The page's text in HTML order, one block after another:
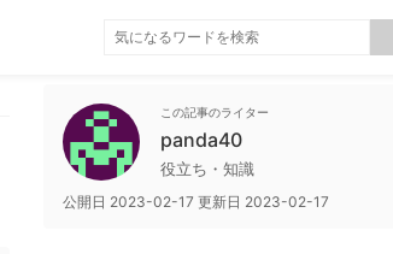
この記事のライター
panda40
役立ち・知識
公開日 2023-02-17 更新日 2023-02-17